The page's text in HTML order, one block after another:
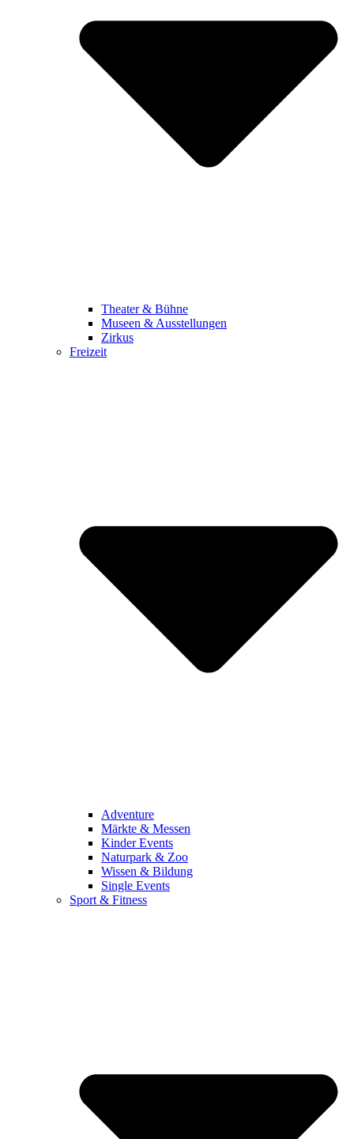
Theater & Bühne
Museen & Ausstellungen
Zirkus
Freizeit
Adventure
Märkte & Messen
Kinder Events
Naturpark & Zoo
Wissen & Bildung
Single Events
Sport & Fitness